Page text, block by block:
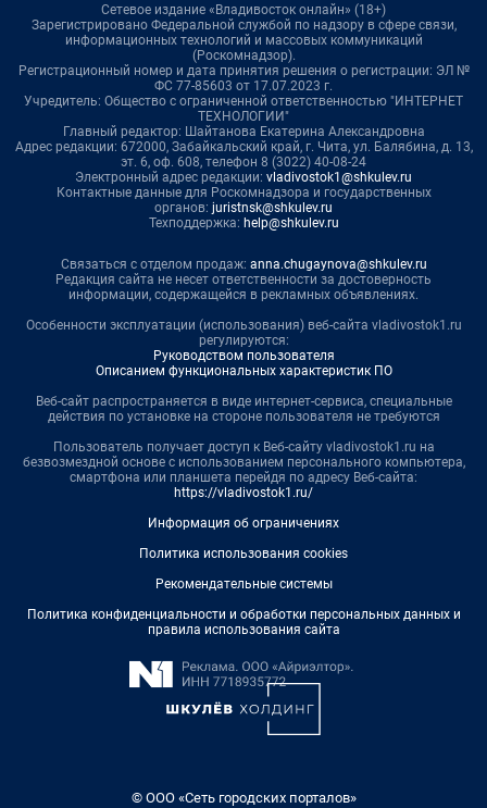
Сетевое издание «Владивосток онлайн» (18+)
Зарегистрировано Федеральной службой по надзору в сфере связи,
информационных технологий и массовых коммуникаций
(Роскомнадзор).
Регистрационный номер и дата принятия решения о регистрации: ЭЛ №
ФС 77-85603 от 17.07.2023 г.
Учредитель: Общество с ограниченной ответственностью "ИНТЕРНЕТ
ТЕХНОЛОГИИ"
Главный редактор: Шайтанова Екатерина Александровна
Адрес редакции: 672000, Забайкальский край, г. Чита, ул. Балябина, д. 13,
эт. 6, оф. 608, телефон 8 (3022) 40-08-24
Электронный адрес редакции: vladivostok1@shkulev.ru
Контактные данные для Роскомнадзора и государственных
органов: juristnsk@shkulev.ru
Техподдержка: help@shkulev.ru
Связаться с отделом продаж: anna.chugaynova@shkulev.ru
Редакция сайта не несет ответственности за достоверность
информации, содержащейся в рекламных объявлениях.
Особенности эксплуатации (использования) веб-сайта vladivostok1.ru
регулируются:
Руководством пользователя
Описанием функциональных характеристик ПО
Веб-сайт распространяется в виде интернет-сервиса, специальные
действия по установке на стороне пользователя не требуются
Пользователь получает доступ к Веб-сайту vladivostok1.ru на
безвозмездной основе с использованием персонального компьютера,
смартфона или планшета перейдя по адресу Веб-сайта:
https://vladivostok1.ru/
Информация об ограничениях
Политика использования cookies
Рекомендательные системы
Политика конфиденциальности и обработки персональных данных и
правила использования сайта
© ООО «Сеть городских порталов»